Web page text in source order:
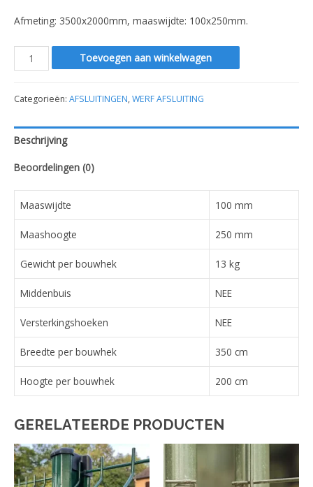
Afmeting: 3500x2000mm, maaswijdte: 100x250mm.
HERAS
M300
BOUWHEK
-
WERFHEK
Toevoegen aan winkelwagen
Categorieën: AFSLUITINGEN,WERF AFSLUITING
Beschrijving
Beoordelingen (0)
Maaswijdte 100 mm
Maashoogte 250 mm
Gewicht per bouwhek 13 kg
Middenbuis NEE
Versterkingshoeken NEE
Breedte per bouwhek 350 cm
Hoogte per bouwhek 200 cm
GERELATEERDE PRODUCTEN